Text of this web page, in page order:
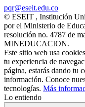
pqr@eseit.edu.co
© ESEIT , Institución
por el Ministerio de
resolución no. 4787 de
MINEDUCACION.
Este sitio web usa
tu experiencia de
página, estarás dando tu
información. Conoce
tecnologías. Más
Lo entiendo